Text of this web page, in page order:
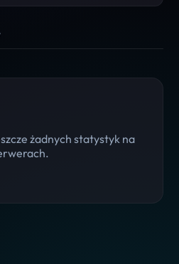
żadnych statystyk na